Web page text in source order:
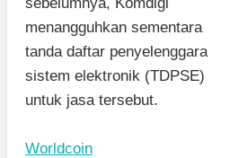
menangguhkan sementara
tanda daftar penyelenggara
sistem elektronik (TDPSE)
untuk jasa tersebut.
Worldcoin